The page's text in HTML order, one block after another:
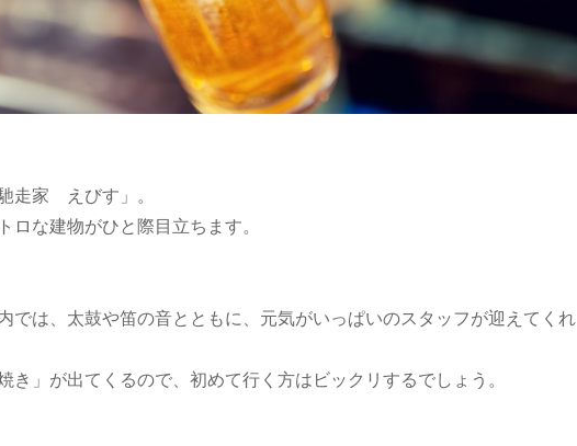
走家 えびす」。
ロな建物がひと際目立ちます。
では、太鼓や笛の音とともに、元気がいっぱいのスタッフが迎えてくれ
き」が出てくるので、初めて行く方はビックリするでしょう。